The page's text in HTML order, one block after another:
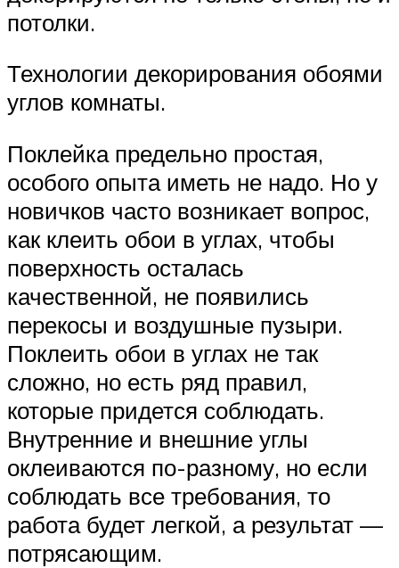
потолки.
Технологии декорирования обоями
углов комнаты.
Поклейка предельно простая,
особого опыта иметь не надо. Но у
новичков часто возникает вопрос,
как клеить обои в углах, чтобы
поверхность осталась
качественной, не появились
перекосы и воздушные пузыри.
Поклеить обои в углах не так
сложно, но есть ряд правил,
которые придется соблюдать.
Внутренние и внешние углы
оклеиваются по-разному, но если
соблюдать все требования, то
работа будет легкой, а результат —
потрясающим.